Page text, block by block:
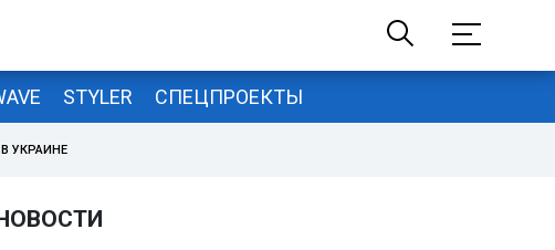
STYLER СПЕЦПРОЕКТЫ
УКРАИНЕ